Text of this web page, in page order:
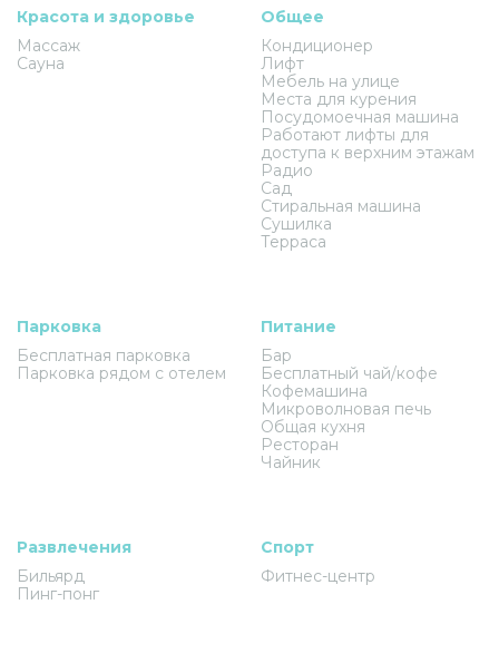
Красота и здоровье
Массаж
Сауна
Общее
Кондиционер
Лифт
Мебель на улице
Места для курения
Посудомоечная машина
Работают лифты для
доступа к верхним этажам
Радио
Сад
Стиральная машина
Сушилка
Терраса
Парковка
Бесплатная парковка
Парковка рядом с отелем
Питание
Бар
Бесплатный чай/кофе
Кофемашина
Микроволновая печь
Общая кухня
Ресторан
Чайник
Развлечения
Бильярд
Пинг-понг
Спорт
Фитнес-центр